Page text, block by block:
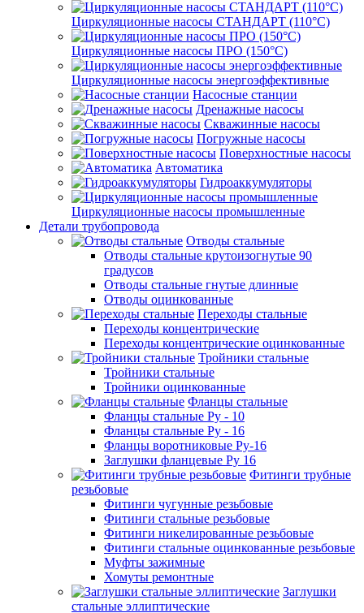
Циркуляционные насосы СТАНДАРТ (110°C)
Циркуляционные насосы ПРО (150°C)
Циркуляционные насосы энергоэффективные
Насосные станции
Дренажные насосы
Скважинные насосы
Погружные насосы
Поверхностные насосы
Автоматика
Гидроаккумуляторы
Циркуляционные насосы промышленные
Детали трубопровода
Отводы стальные
Отводы стальные крутоизогнутые 90
градусов
Отводы стальные гнутые длинные
Отводы оцинкованные
Переходы стальные
Переходы концентрические
Переходы концентрические оцинкованные
Тройники стальные
Тройники стальные
Тройники оцинкованные
Фланцы стальные
Фланцы стальные Ру - 10
Фланцы стальные Ру - 16
Фланцы воротниковые Ру-16
Заглушки фланцевые Ру 16
Фитинги трубные
резьбовые
Фитинги чугунные резьбовые
Фитинги стальные резьбовые
Фитинги никелированные резьбовые
Фитинги стальные оцинкованные резьбовые
Муфты зажимные
Хомуты ремонтные
Заглушки
стальные эллиптические